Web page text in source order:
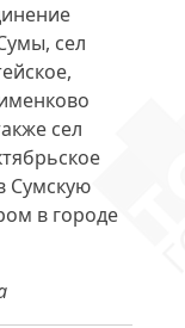
, сел
сел
Сумскую
в городе